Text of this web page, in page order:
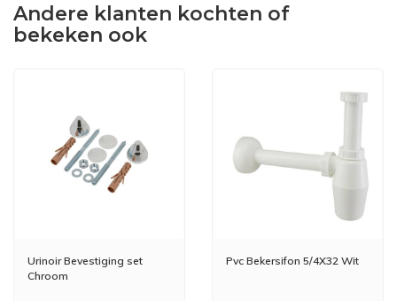
Andere klanten kochten of
bekeken ook
Urinoir Bevestiging set
Chroom
Pvc Bekersifon 5/4X32 Wit